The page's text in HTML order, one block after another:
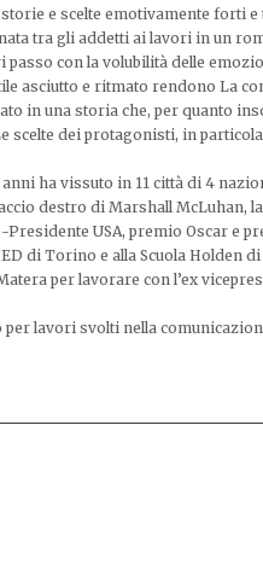
e scelte emotivamente forti
tra gli addetti ai lavori in un
passo con la volubilità delle
asciutto e ritmato rendono La
in una storia che, per quanto
scelte dei protagonisti, in
ha vissuto in 11 città di 4
destro di Marshall McLuhan,
USA, premio Oscar e
di Torino e alla Scuola Holden
per lavorare con l’ex
lavori svolti nella